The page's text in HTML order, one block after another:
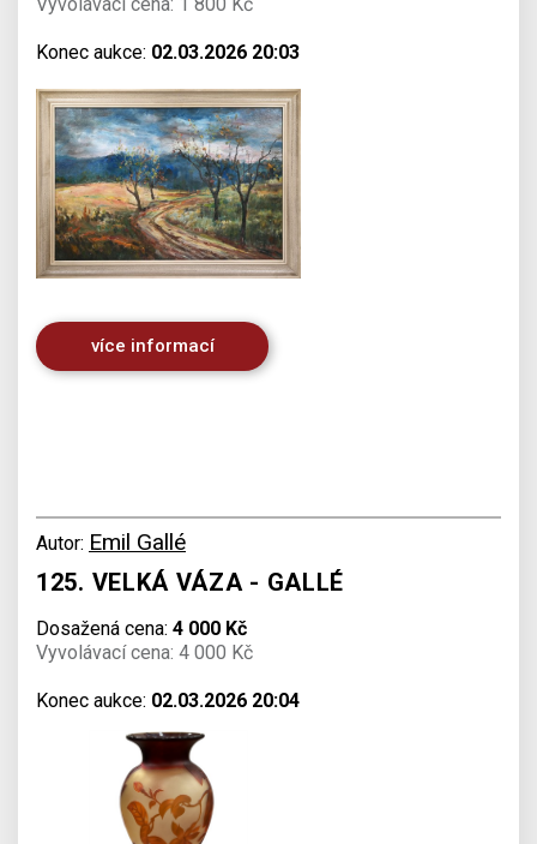
Konec aukce: 02.03.2026 20:03
více informací
Autor: Emil Gallé
125. VELKÁ VÁZA - GALLÉ
Dosažená cena: 4 000 Kč
Vyvolávací cena: 4 000 Kč
Konec aukce: 02.03.2026 20:04